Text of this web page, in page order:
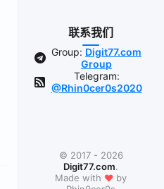
联系我们
Group: Digit77.com
Group
Telegram:
@Rhin0cer0s2020
© 2017 - 2026
Digit77.com.
Made with ❤ by